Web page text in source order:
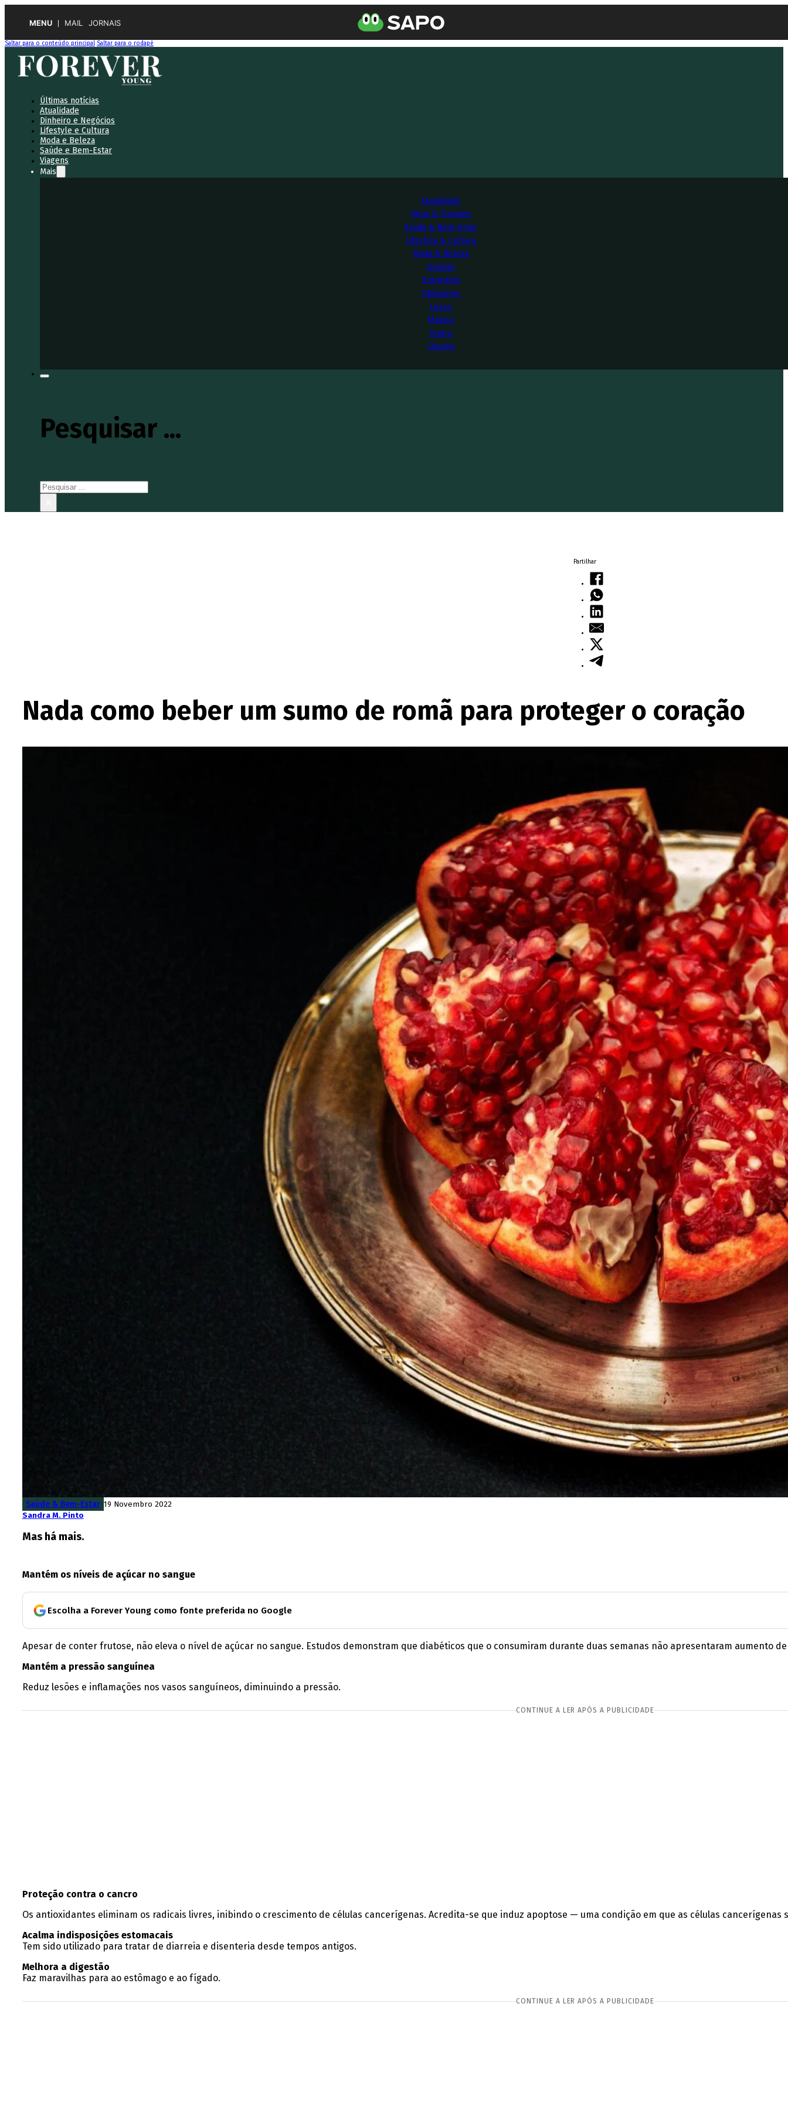
MENU MAIL JORNAIS
Saltar para o conteúdo principal Saltar para o rodapé
Últimas notícias
Atualidade
Dinheiro e Negócios
Lifestyle e Cultura
Moda e Beleza
Saúde e Bem-Estar
Viagens
Mais
Atualidade
Dicas & Truques
Saúde & Bem-Estar
Lifestyle & Cultura
Moda & Beleza
Opinião
Entrevista
Obituários
Livros
Música
Teatro
Cinema
Pesquisar ...
Pesquisar
Partilhar
Nada como beber um sumo de romã para proteger o coração
Saúde & Bem-Estar 19 Novembro 2022
Sandra M. Pinto
Mas há mais.
Mantém os níveis de açúcar no sangue
Escolha a Forever Young como fonte preferida no Google
Apesar de conter frutose, não eleva o nível de açúcar no sangue. Estudos demonstram que diabéticos que o consumiram durante duas semanas não apresentaram aumento
Mantém a pressão sanguínea
Reduz lesões e inflamações nos vasos sanguíneos, diminuindo a pressão.
CONTINUE A LER APÓS A PUBLICIDADE
Proteção contra o cancro
Os antioxidantes eliminam os radicais livres, inibindo o crescimento de células cancerígenas. Acredita-se que induz apoptose — uma condição em que as células cancerígenas
Acalma indisposições estomacais
Tem sido utilizado para tratar de diarreia e disenteria desde tempos antigos.
Melhora a digestão
Faz maravilhas para ao estômago e ao fígado.
CONTINUE A LER APÓS A PUBLICIDADE